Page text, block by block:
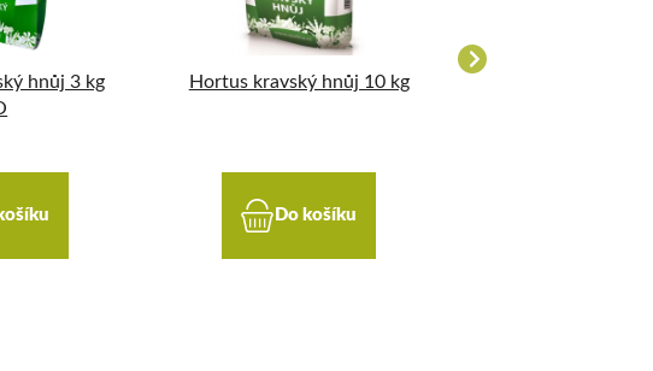
hnůj 3 kg
Hortus kravský hnůj 10 kg
Do košíku